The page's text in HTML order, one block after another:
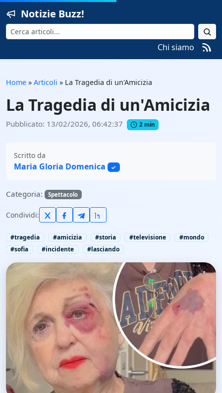
Notizie Buzz!
Cerca
Chi siamo
Home » Articoli » La Tragedia di un'Amicizia
La Tragedia di un'Amicizia
Pubblicato: 13/02/2026, 06:42:37 2 min
Scritto da
Maria Gloria Domenica ✓
Categoria: Spettacolo
Condividi:
#tragedia #amicizia #storia #televisione
#mondo
#sofia
#incidente #lasciando